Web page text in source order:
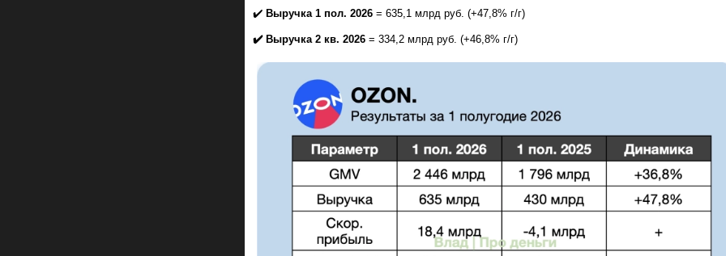
✔️ Выручка 1 пол. 2026 = 635,1 млрд руб. (+47,8% г/г)
✔️ Выручка 2 кв. 2026 = 334,2 млрд руб. (+46,8% г/г)